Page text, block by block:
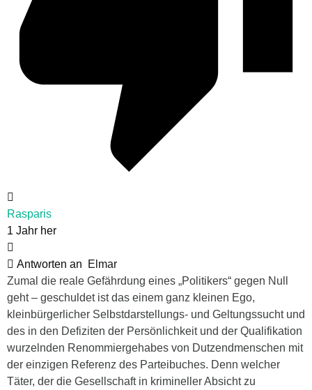
Rasparis
1 Jahr her
Antworten an
Elmar
Zumal die reale Gefährdung eines „Politikers“ gegen Null
geht – geschuldet ist das einem ganz kleinen Ego,
kleinbürgerlicher Selbstdarstellungs- und Geltungssucht und
des in den Defiziten der Persönlichkeit und der Qualifikation
wurzelnden Renommiergehabes von Dutzendmenschen mit
der einzigen Referenz des Parteibuches. Denn welcher
Täter, der die Gesellschaft in krimineller Absicht zu